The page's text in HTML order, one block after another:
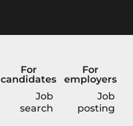
For
candidates
Job
search
For
employers
Job
posting